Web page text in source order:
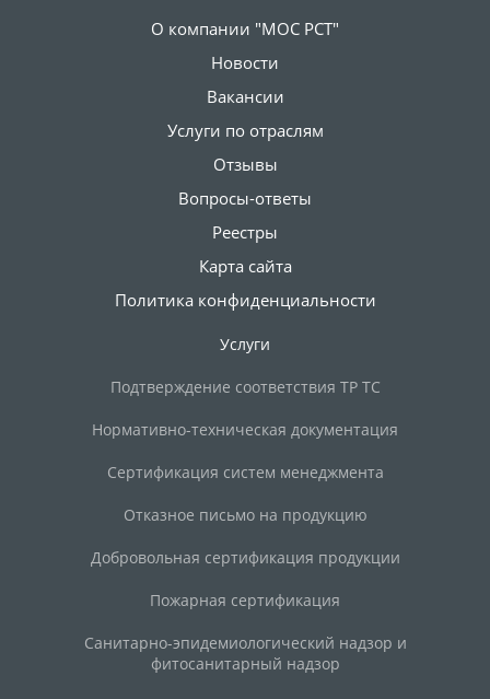
О компании "МОС РСТ"
Новости
Вакансии
Услуги по отраслям
Отзывы
Вопросы-ответы
Реестры
Карта сайта
Политика конфиденциальности
Услуги
Подтверждение соответствия ТР ТС
Нормативно-техническая документация
Сертификация систем менеджмента
Отказное письмо на продукцию
Добровольная сертификация продукции
Пожарная сертификация
Санитарно-эпидемиологический надзор и
фитосанитарный надзор